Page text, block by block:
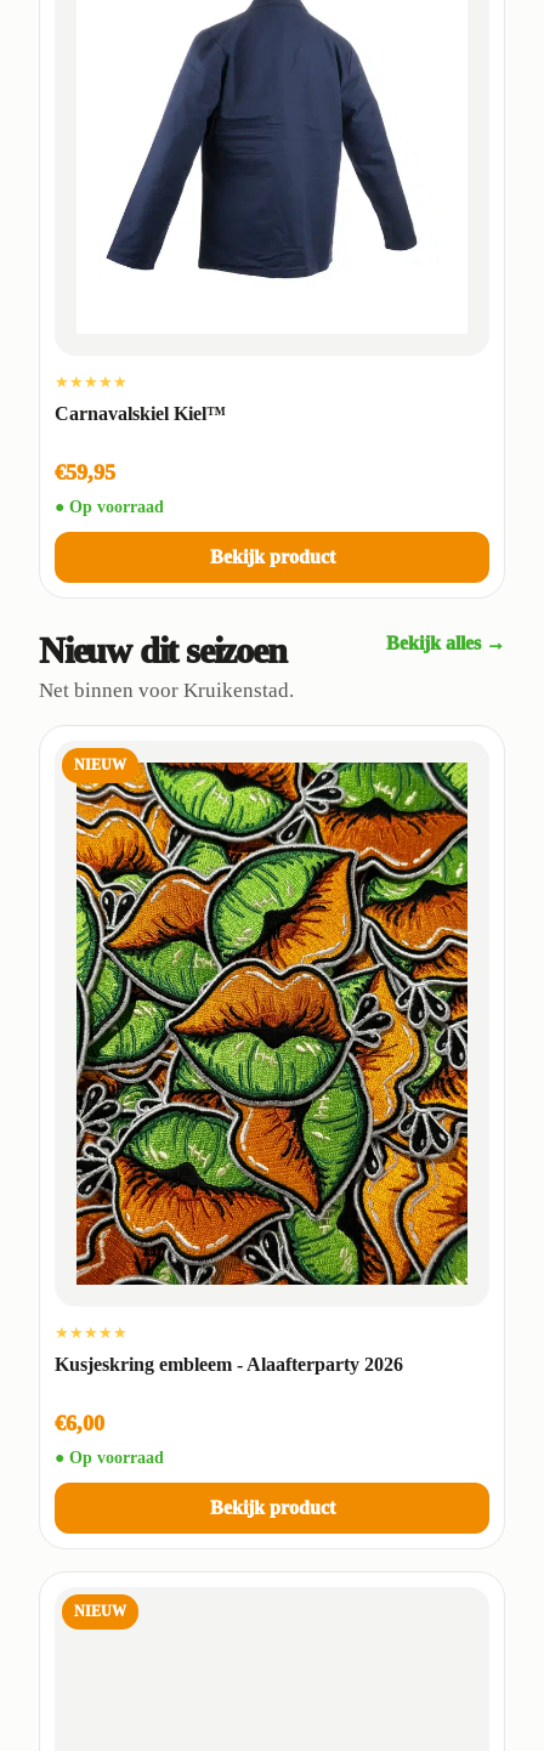
★★★★★
Carnavalskiel Kiel™
€59,95
● Op voorraad
Bekijk product
Nieuw dit seizoen
Net binnen voor Kruikenstad.
Bekijk alles →
NIEUW
★★★★★
Kusjeskring embleem - Alaafterparty 2026
€6,00
● Op voorraad
Bekijk product
NIEUW